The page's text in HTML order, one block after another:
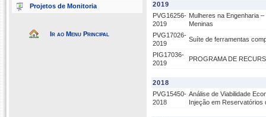
Projetos de Monitoria
Ir ao Menu Principal
2019
PVG16256-
2019
Mulheres na Engenharia
Meninas
PVG17026-
2019
Suíte de ferramentas
PIG17036-
2019
PROGRAMA DE
2018
PVG15450-
2018
Análise de Viabilidade
Injeção em Reservatórios